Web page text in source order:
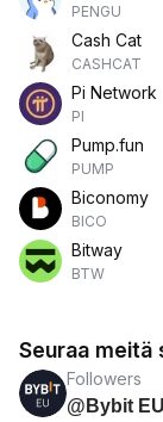
PENGU
Cash Cat
CASHCAT
Pi Network
PI
Pump.fun
PUMP
Biconomy
BICO
Bitway
BTW
Seuraa meitä
Followers
@Bybit EU